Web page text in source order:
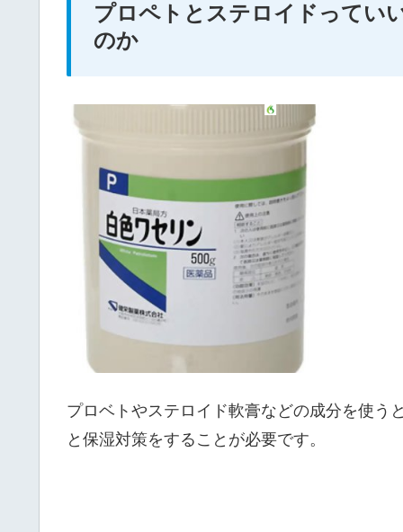
プロペトとステロイドってい
のか
プロベトやステロイド軟膏などの成分を使う
と保湿対策をすることが必要です。